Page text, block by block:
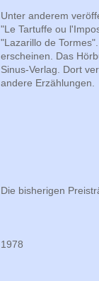
Unter anderem
"Le Tartuffe ou
"Lazarillo de
erscheinen. Das
Sinus-Verlag. Dort
andere Erzählungen.
Die bisherigen
1978